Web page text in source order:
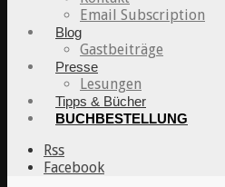
Email Subscription
Blog
Gastbeiträge
Presse
Lesungen
Tipps & Bücher
BUCHBESTELLUNG
Rss
Facebook